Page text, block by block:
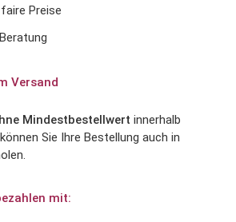
Preise
Versand
Mindestbestellwert innerhalb
Sie Ihre Bestellung auch in
mit: